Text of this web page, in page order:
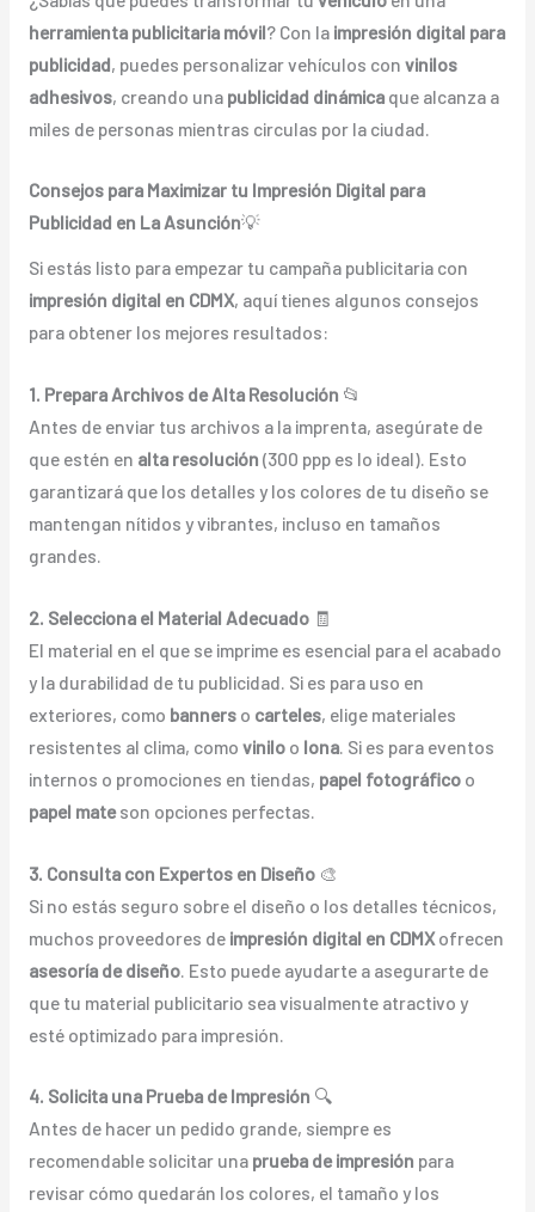
herramienta publicitaria móvil? Con la impresión digital para
publicidad, puedes personalizar vehículos con vinilos
adhesivos, creando una publicidad dinámicaque alcanza a
miles de personas mientras circulas por la ciudad.
Consejos para Maximizar tu Impresión Digital para
Publicidad en La Asunción💡
Si estás listo para empezar tu campaña publicitaria con
impresión digital en CDMX, aquí tienes algunos consejos
para obtener los mejores resultados:
1. Prepara Archivos de Alta Resolución 📂
Antes de enviar tus archivos a la imprenta, asegúrate de
que estén en alta resolución (300 ppp es lo ideal). Esto
garantizará que los detalles y los colores de tu diseño se
mantengan nítidos y vibrantes, incluso en tamaños
grandes.
2. Selecciona el Material Adecuado🧾
El material en el que se imprime es esencial para el acabado
y la durabilidad de tu publicidad. Si es para uso en
exteriores, como bannerso carteles, elige materiales
resistentes al clima, como viniloo lona. Si es para eventos
internos o promociones en tiendas, papel fotográficoo
papel mateson opciones perfectas.
3. Consulta con Expertos en Diseño🎨
Si no estás seguro sobre el diseño o los detalles técnicos,
muchos proveedores de impresión digital en CDMXofrecen
asesoría de diseño. Esto puede ayudarte a asegurarte de
que tu material publicitario sea visualmente atractivo y
esté optimizado para impresión.
4. Solicita una Prueba de Impresión 🔍
Antes de hacer un pedido grande, siempre es
recomendable solicitar una prueba de impresión para
revisar cómo quedarán los colores, el tamaño y los